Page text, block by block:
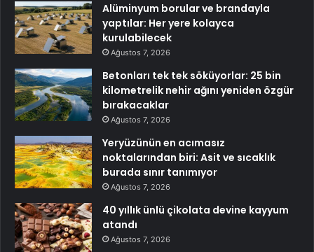
Alüminyum borular ve brandayla
yaptılar: Her yere kolayca
kurulabilecek
Ağustos 7, 2026
Betonları tek tek söküyorlar: 25 bin
kilometrelik nehir ağını yeniden özgür
bırakacaklar
Ağustos 7, 2026
Yeryüzünün en acımasız
noktalarından biri: Asit ve sıcaklık
burada sınır tanımıyor
Ağustos 7, 2026
40 yıllık ünlü çikolata devine kayyum
atandı
Ağustos 7, 2026